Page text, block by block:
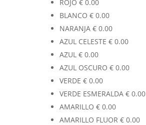
ROJO €0.00
BLANCO €0.00
NARANJA €0.00
AZUL CELESTE €0.00
AZUL €0.00
AZUL OSCURO €0.00
VERDE €0.00
VERDE ESMERALDA €0.00
AMARILLO €0.00
AMARILLO FLUOR €0.00